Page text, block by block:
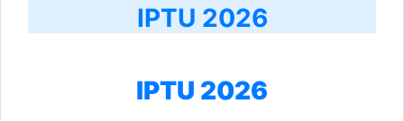
IPTU 2026
IPTU 2026